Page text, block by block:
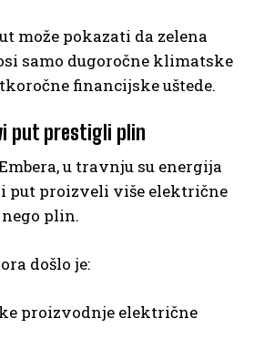
može pokazati da zelena
samo dugoročne klimatske
financijske uštede.
put prestigli plin
u travnju su energija
put proizveli više električne
plin.
došlo je:
proizvodnje električne